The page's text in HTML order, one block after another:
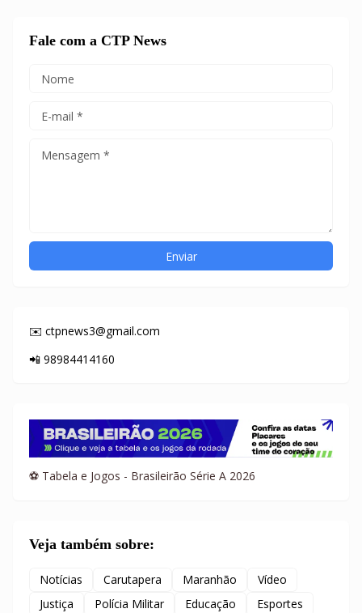
Fale com a CTP News
✉️ ctpnews3@gmail.com
📲 98984414160
⚽ Tabela e Jogos - Brasileirão Série A 2026
Veja também sobre:
Notícias Carutapera Maranhão
Vídeo
Justiça
Polícia Militar Educação
Esportes